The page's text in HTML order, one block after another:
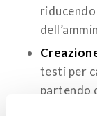
testi per
partendo